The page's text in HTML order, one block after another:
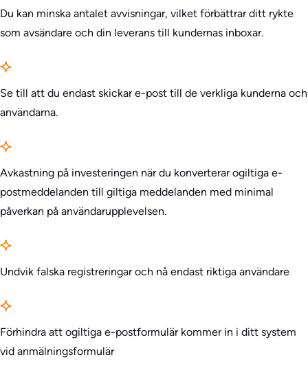
Du kan minska antalet avvisningar, vilket förbättrar ditt rykte
som avsändare och din leverans till kundernas inboxar.
Se till att du endast skickar e-post till de verkliga kunderna och
användarna.
Avkastning på investeringen när du konverterar ogiltiga e-
postmeddelanden till giltiga meddelanden med minimal
påverkan på användarupplevelsen.
Undvik falska registreringar och nå endast riktiga användare
Förhindra att ogiltiga e-postformulär kommer in i ditt system
vid anmälningsformulär